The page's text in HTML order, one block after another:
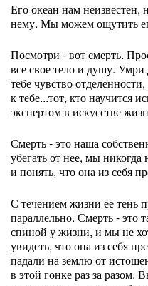
Его океан нам неизвестен,
нему. Мы можем ощутить
Посмотри - вот смерть.
все свое тело и душу. Умри
тебе чувство
к тебе...тот, кто научится
экспертом в искусстве
Смерть - это наша
убегать от нее, мы
и понять, что она из себя
С течением жизни ее тень
параллельно. Смерть - это
спиной у жизни, и мы не
увидеть, что она из себя
падали на землю от
в этой гонке раз за разом.